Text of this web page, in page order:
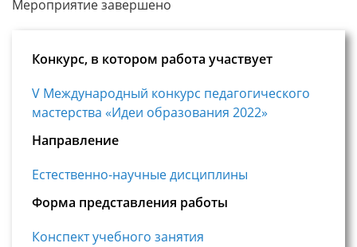
Мероприятие завершено
Конкурс, в котором работа участвует
V Международный конкурс педагогического
мастерства «Идеи образования 2022»
Направление
Естественно-научные дисциплины
Форма представления работы
Конспект учебного занятия